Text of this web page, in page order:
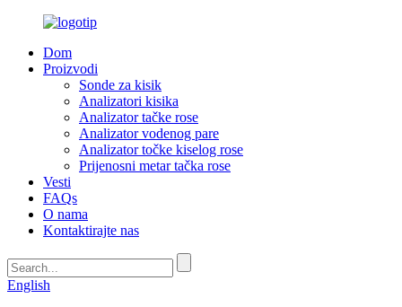
Dom
Proizvodi
Sonde za kisik
Analizatori kisika
Analizator tačke rose
Analizator vodenog pare
Analizator točke kiselog rose
Prijenosni metar tačka rose
Vesti
FAQs
O nama
Kontaktirajte nas
English